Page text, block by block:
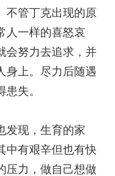
不管丁克出现的原
人一样的喜怒哀
会努力去追求，并
身上。尽力后随遇
失。
发现，生育的家
中有艰辛但也有快
压力，做自己想做